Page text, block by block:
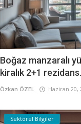
Boğaz manzaralı
kiralık 2+1
Özkan ÖZEL Haziran 20,
Sektörel Bilgiler